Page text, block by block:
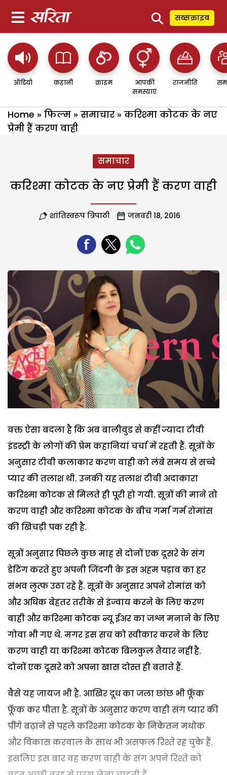
⚲ सब्सक्राइब
ऑडियो कहानी क्राइम
आपकी
समस्याएं
राजनीति
Home » फिल्म » समाचार » करिश्मा कोटक के नए
प्रेमी हैं करण वाही
समाचार
करिश्मा कोटक के नए प्रेमी हैं करण वाही
शांतिस्वरूप त्रिपाठी जनवरी 18, 2016
वक्त ऐसा बदला है कि अब बालीवुड से कहीं ज्यादा टीवी
इंडस्ट्री के लोगों की प्रेम कहानियां चर्चा में रहती हैं. सूत्रों के
अनुसार टीवी कलाकार करण वाही को लंबे समय से सच्चे
प्यार की तलाश थी. उनकी यह तलाश टीवी अदाकारा
करिश्मा कोटक से मिलते ही पूरी हो गयी. सूत्रों की माने तो
करण वाही और करिश्मा कोटक के बीच गर्मा गर्म रोमांस
की खिचड़ी पक रही है.
सूत्रों अनुसार पिछले कुछ माह से दोनों एक दूसरे के संग
डेटिंग करते हुए अपनी जिंदगी के इस अहम पड़ाव का हर
संभव लुत्फ उठा रहे हैं. सूत्रों के अनुसार अपने रोमांस को
और अधिक बेहतर तरीके से इंज्वाय करने के लिए करण
वाही और करिश्मा कोटक न्यू ईअर का जश्न मनाने के लिए
गोवा भी गए थे. मगर इस सच को स्वीकार करने के लिए
करण वाही या करिश्मा कोटक बिलकुल तैयार नहीं है.
दोनों एक दूसरे को अपना खास दोस्त ही बताते हैं.
वैसे यह जायज भी है. आखिर दूध का जला छांछ भी फॅूक
फॅूक कर पीता है. सूत्रों के अनुसार करण वाही संग प्यार की
पींगे बढ़ाने से पहले करिश्मा कोटक के निकेतन मधोक
और विकास करवाल के साथ भी असफल रिश्ते रह चुके हैं.
इसलिए इस बार वह करण वाही के संग अपने रिश्ते को